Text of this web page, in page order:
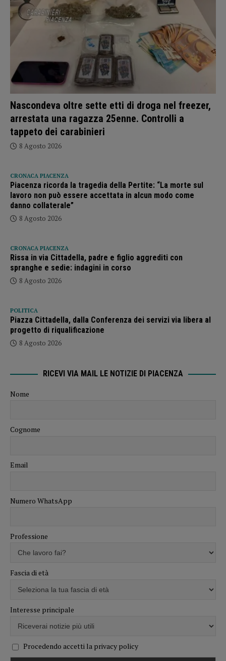
Nascondeva oltre sette etti di droga nel freezer,
arrestata una ragazza 25enne. Controlli a
tappeto dei carabinieri
8 Agosto 2026
CRONACA PIACENZA
Piacenza ricorda la tragedia della Pertite: “La morte sul
lavoro non può essere accettata in alcun modo come
danno collaterale”
8 Agosto 2026
CRONACA PIACENZA
Rissa in via Cittadella, padre e figlio aggrediti con
spranghe e sedie: indagini in corso
8 Agosto 2026
POLITICA
Piazza Cittadella, dalla Conferenza dei servizi via libera al
progetto di riqualificazione
8 Agosto 2026
RICEVI VIA MAIL LE NOTIZIE DI PIACENZA
Nome
Cognome
Email
Numero WhatsApp
Professione
Fascia di età
Interesse principale
Procedendo accetti la privacy policy